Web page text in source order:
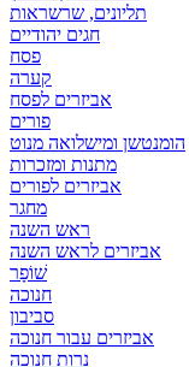
תליונים, שרשראות
חגים יהודיים
פסח
קערה
אביזרים לפסח
פורים
הומנטשן ומישלואה מנוט
מתנות ומזכרות
אביזרים לפורים
מחגר
ראש השנה
אביזרים לראש השנה
שׁוֹפָר
חנוכה
סביבון
אביזרים עבור חנוכה
נרות חנוכה